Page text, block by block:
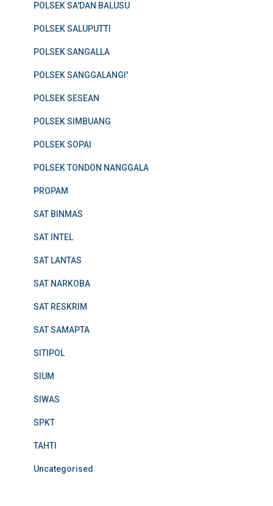
POLSEK SA'DAN BALUSU
POLSEK SALUPUTTI
POLSEK SANGALLA
POLSEK SANGGALANGI'
POLSEK SESEAN
POLSEK SIMBUANG
POLSEK SOPAI
POLSEK TONDON NANGGALA
PROPAM
SAT BINMAS
SAT INTEL
SAT LANTAS
SAT NARKOBA
SAT RESKRIM
SAT SAMAPTA
SITIPOL
SIUM
SIWAS
SPKT
TAHTI
Uncategorised